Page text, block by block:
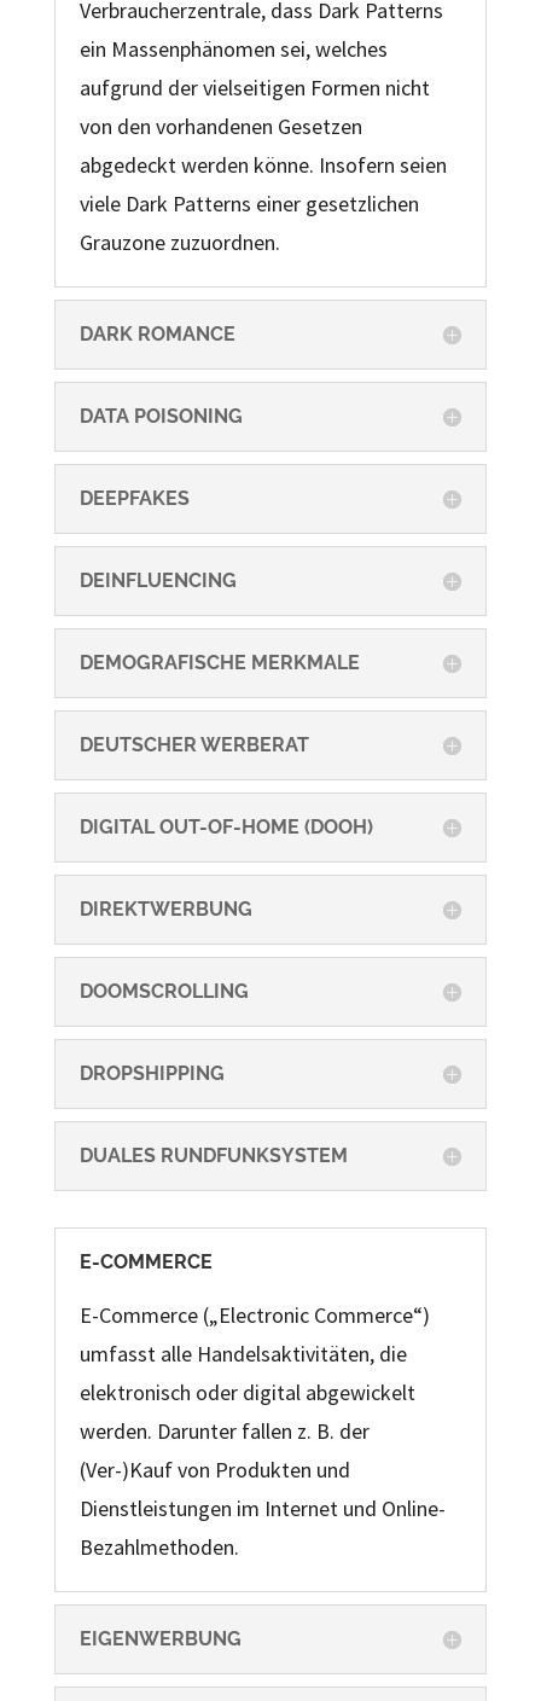
Verbraucherzentrale, dass Dark Patterns
ein Massenphänomen sei, welches
aufgrund der vielseitigen Formen nicht
von den vorhandenen Gesetzen
abgedeckt werden könne. Insofern seien
viele Dark Patterns einer gesetzlichen
Grauzone zuzuordnen.
DARK ROMANCE
DATA POISONING
DEEPFAKES
DEINFLUENCING
DEMOGRAFISCHE MERKMALE
DEUTSCHER WERBERAT
DIGITAL OUT-OF-HOME (DOOH)
DIREKTWERBUNG
DOOMSCROLLING
DROPSHIPPING
DUALES RUNDFUNKSYSTEM
E-COMMERCE
E-Commerce („Electronic Commerce“)
umfasst alle Handelsaktivitäten, die
elektronisch oder digital abgewickelt
werden. Darunter fallen z. B. der
(Ver-)Kauf von Produkten und
Dienstleistungen im Internet und Online-
Bezahlmethoden.
EIGENWERBUNG